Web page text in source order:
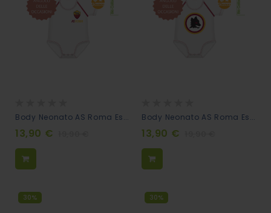
0% Body Neonato AS Roma Estensibile 0-36m - Scudetto
13,90 €
0% Body Neonato AS Roma Estensibile 0-36m - Lupetto
13,90 €
30% 30%